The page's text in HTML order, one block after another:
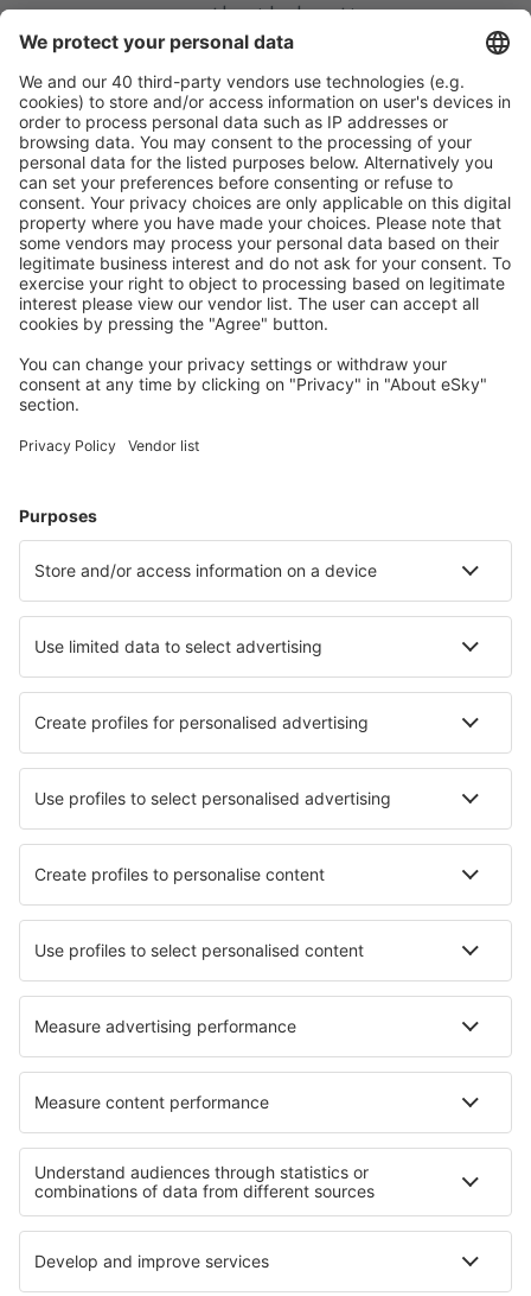
matkasi helposti
Suunnittele matkasi
Halvat lennot
Kaupunkilomat
Lomamatkat
Majoitus
Lento+Hotelli
Hotellit
Kuljetukset
Lue lisää
Lentoyhtiöt
FlexFlight
Lufthansa
Wizz Air
Norwegian
KLM
SAS
Turkish Airlines
Air Baltic
Tietoa eSkysta
Sopimusehdot
Omat varaukset
Tietosuojakäytäntö
Tuki ja yhteystiedot
Yksityisyys